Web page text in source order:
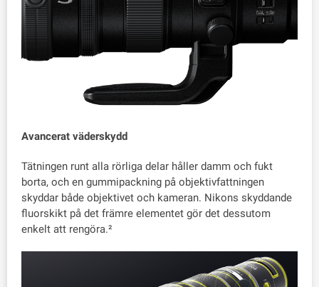
Avancerat väderskydd
Tätningen runt alla rörliga delar håller damm och fukt
borta, och en gummipackning på objektivfattningen
skyddar både objektivet och kameran. Nikons skyddande
fluorskikt på det främre elementet gör det dessutom
enkelt att rengöra.²